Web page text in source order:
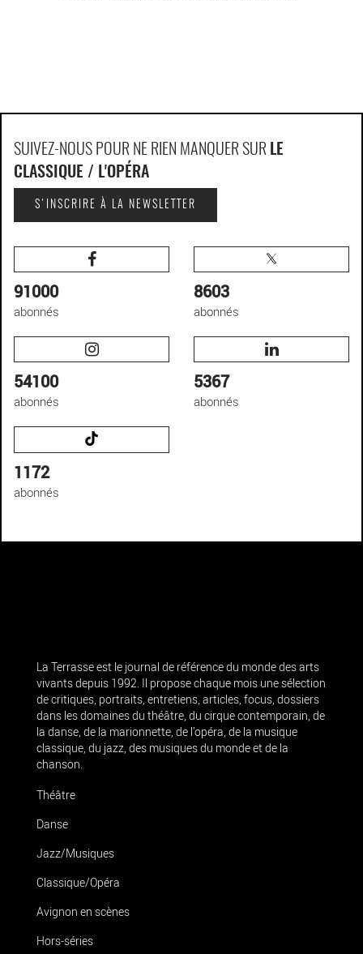
SUIVEZ-NOUS POUR NE RIEN MANQUER SUR LE
CLASSIQUE / L'OPÉRA
S'INSCRIRE À LA NEWSLETTER
91000
abonnés
8603
abonnés
54100
abonnés
5367
abonnés
1172
abonnés
La Terrasse est le journal de référence du monde des arts
vivants depuis 1992. Il propose chaque mois une sélection
de critiques, portraits, entretiens, articles, focus, dossiers
dans les domaines du théâtre, du cirque contemporain, de
la danse, de la marionnette, de l’opéra, de la musique
classique, du jazz, des musiques du monde et de la
chanson.
Théâtre
Danse
Jazz/Musiques
Classique/Opéra
Avignon en scènes
Hors-séries